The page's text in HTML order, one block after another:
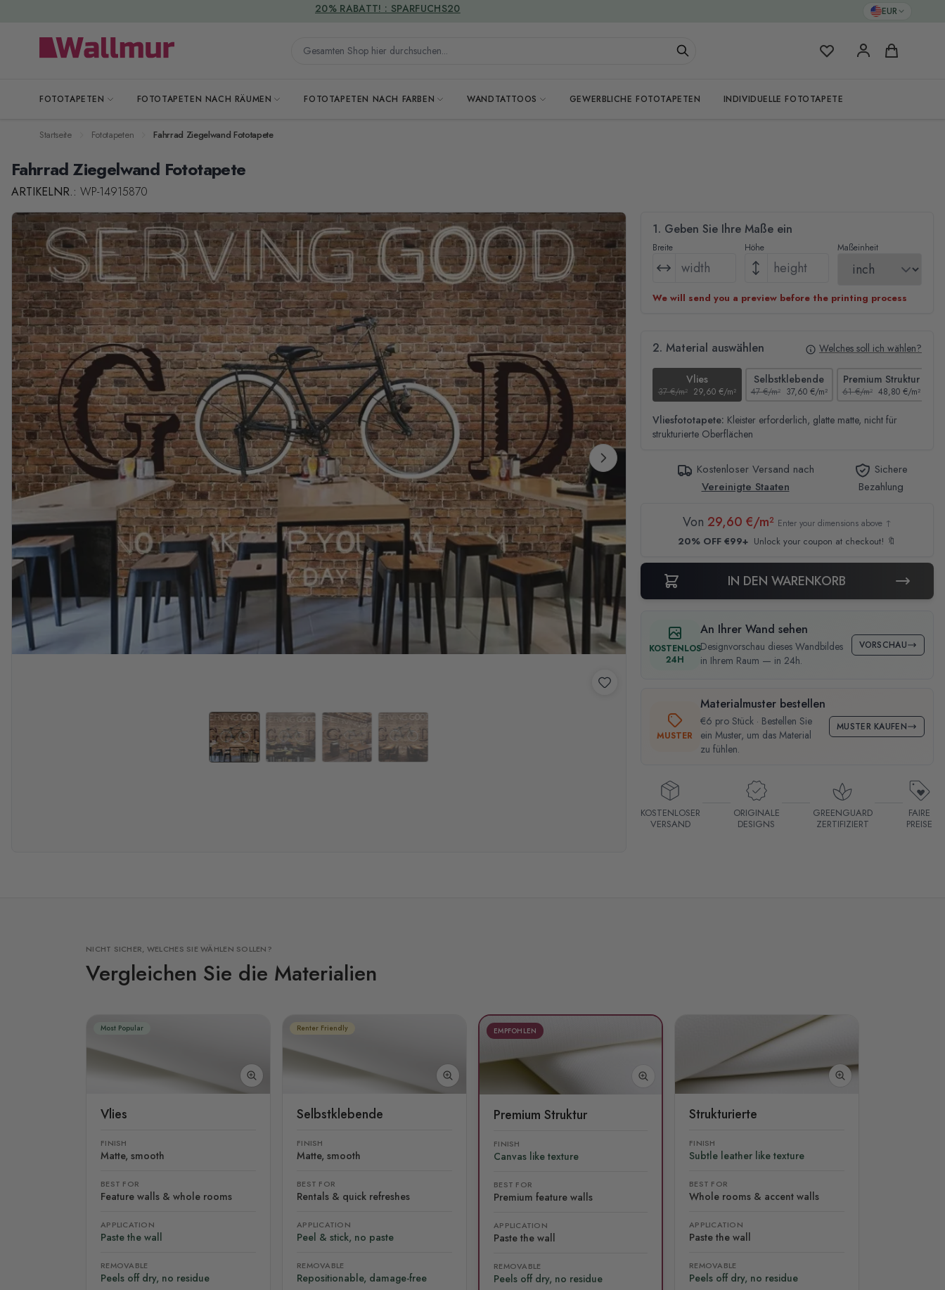
EUR
Gesamten Shop hier durchsuchen... Meine FavoritenWarenkorb
FOTOTAPETEN FOTOTAPETEN NACH RÄUMEN FOTOTAPETEN NACH FARBEN WANDTATTOOS GEWERBLICHE FOTOTAPETEN INDIVIDUELLE FOTOTAPETE
VERSANDKOSTENFREI
Startseite Fototapeten Fahrrad Ziegelwand Fototapete
Fahrrad Ziegelwand Fototapete
ARTIKELNR.: WP-14915870
1. Geben Sie Ihre Maße ein
Breite Höhe Maßeinheit
We will send you a preview before the printing process
2. Material auswählen Welches soll ich wählen?
Vlies
37 €/m² 29,60 €/m²
Selbstklebende
47 €/m² 37,60 €/m²
Premium Struktur
61 €/m² 48,80 €/m²
Vliesfototapete: Kleister erforderlich, glatte matte, nicht für
strukturierte Oberflächen
Kostenloser Versand nach
Vereinigte Staaten
Sichere
Bezahlung
Von 29,60 €/m² Enter your dimensions above ↑
20% OFF €99+ Unlock your coupon at checkout! 🔖
IN DEN WARENKORB
KOSTENLOS
24H
An Ihrer Wand sehen
Designvorschau dieses Wandbildes
in Ihrem Raum — in 24h.
VORSCHAU
MUSTER
Materialmuster bestellen
€6 pro Stück · Bestellen Sie
ein Muster, um das Material
zu fühlen.
MUSTER KAUFEN
KOSTENLOSER
VERSAND
ORIGINALE
DESIGNS
GREENGUARD
ZERTIFIZIERT
FAIRE
PREISE
NICHT SICHER, WELCHES SIE WÄHLEN SOLLEN?
Vergleichen Sie die Materialien
Most Popular
Vlies
FINISH
Matte, smooth
BEST FOR
Feature walls & whole rooms
APPLICATION
Paste the wall
REMOVABLE
Peels off dry, no residue
Renter Friendly
Selbstklebende
FINISH
Matte, smooth
BEST FOR
Rentals & quick refreshes
APPLICATION
Peel & stick, no paste
REMOVABLE
Repositionable, damage-free
EMPFOHLEN
Premium Struktur
FINISH
Canvas like texture
BEST FOR
Premium feature walls
APPLICATION
Paste the wall
REMOVABLE
Peels off dry, no residue
Strukturierte
FINISH
Subtle leather like texture
BEST FOR
Whole rooms & accent walls
APPLICATION
Paste the wall
REMOVABLE
Peels off dry, no residue